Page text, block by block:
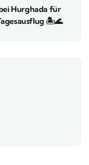
Hurghada für
🏝️🌊